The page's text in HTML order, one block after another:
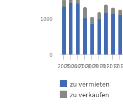
zu vermieten
zu verkaufen
20052006200720082009201020112012
0
1000